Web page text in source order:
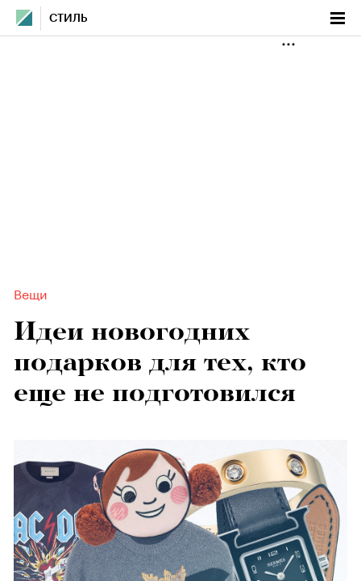
СТИЛЬ
Вещи
Идеи новогодних
подарков для тех, кто
еще не подготовился